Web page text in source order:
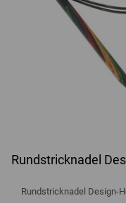
Rundstricknadel
Rundstricknadel Design-